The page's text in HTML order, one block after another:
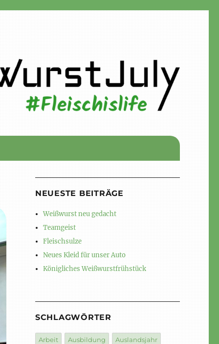
NEUESTE BEITRÄGE
Weißwurst neu gedacht
Teamgeist
Fleischsulze
Neues Kleid für unser Auto
Königliches Weißwurstfrühstück
SCHLAGWÖRTER
Arbeit Ausbildung Auslandsjahr